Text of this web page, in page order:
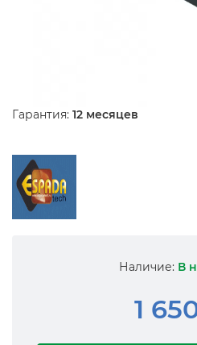
Гарантия: 12 месяцев
Наличие: В
1